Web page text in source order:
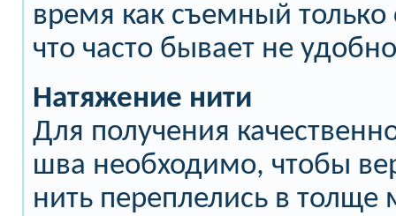
время как съемный только
что часто бывает не
Натяжение нити
Для получения
шва необходимо, чтобы
нить переплелись в толще